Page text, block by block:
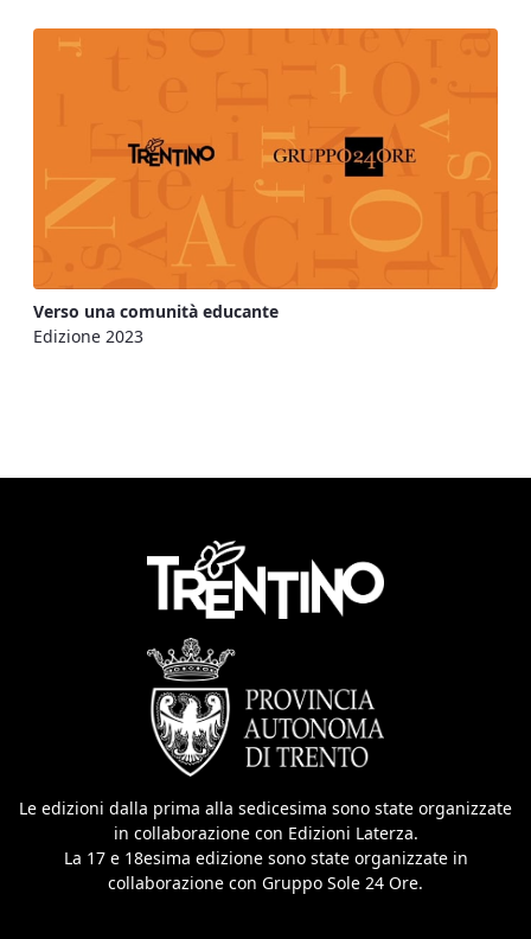
Verso una comunità educante
Edizione 2023
Le edizioni dalla prima alla sedicesima sono state organizzate
in collaborazione con Edizioni Laterza.
La 17 e 18esima edizione sono state organizzate in
collaborazione con Gruppo Sole 24 Ore.